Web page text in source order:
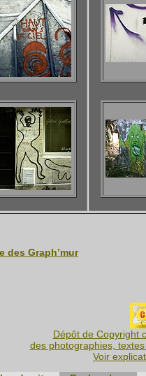
des Graph’mur
Dépôt de Copyright
des photographies,
Voir